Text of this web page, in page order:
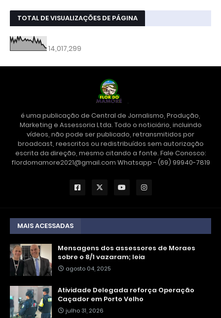
TOTAL DE VISUALIZAÇÕES DE PÁGINA
14,017,299
é uma publicação de Central de Jornalismo, Produção,
Marketing e Assessoria Ltda. Todo o noticiário, incluindo
vídeos, não pode ser publicado, retransmitidos por
broadcast, reescritos ou redistribuídos sem autorização
escrita da direção, mesmo citando a fonte. Fale Conosco:
flordomamore2021@gmail.com Whatsapp - (69) 99940-7819
MAIS ACESSADAS
Mensagens dos assessores de Moraes
sobre o 8/1 vazaram; leia
agosto 04, 2025
Atividade Delegada reforça Operação
Caçador em Porto Velho
julho 31, 2026